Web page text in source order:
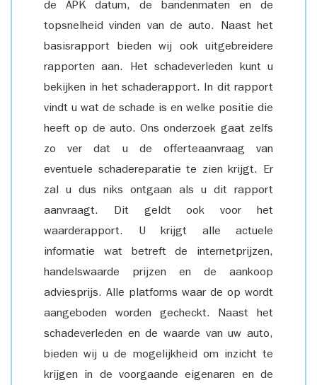
de APK datum, de bandenmaten en de
topsnelheid vinden van de auto. Naast het
basisrapport bieden wij ook uitgebreidere
rapporten aan. Het schadeverleden kunt u
bekijken in het schaderapport. In dit rapport
vindt u wat de schade is en welke positie die
heeft op de auto. Ons onderzoek gaat zelfs
zo ver dat u de offerteaanvraag van
eventuele schadereparatie te zien krijgt. Er
zal u dus niks ontgaan als u dit rapport
aanvraagt. Dit geldt ook voor het
waarderapport. U krijgt alle actuele
informatie wat betreft de internetprijzen,
handelswaarde prijzen en de aankoop
adviesprijs. Alle platforms waar de op wordt
aangeboden worden gecheckt. Naast het
schadeverleden en de waarde van uw auto,
bieden wij u de mogelijkheid om inzicht te
krijgen in de voorgaande eigenaren en de